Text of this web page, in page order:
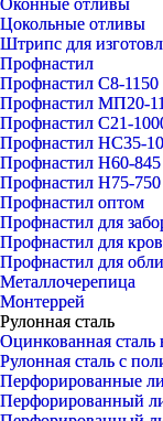
Оконные отливы
Цокольные отливы
Штрипс для
Профнастил
Профнастил С8-1150
Профнастил МП20-
Профнастил С21-
Профнастил НС35-
Профнастил Н60-845
Профнастил Н75-750
Профнастил оптом
Профнастил для
Профнастил для
Профнастил для
Металлочерепица
Монтеррей
Рулонная сталь
Оцинкованная сталь
Рулонная сталь с
Перфорированные
Перфорированный